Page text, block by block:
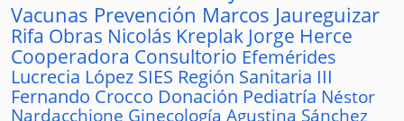
Vacunas Prevención Marcos Jaureguizar
Rifa Obras Nicolás Kreplak Jorge Herce
Cooperadora Consultorio Efemérides
Lucrecia López SIES Región Sanitaria III
Fernando Crocco Donación Pediatría Néstor
Nardacchione Ginecología Agustina Sánchez